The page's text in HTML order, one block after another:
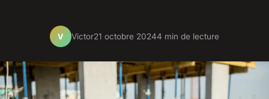
V Victor21 octobre 20244 min de lecture